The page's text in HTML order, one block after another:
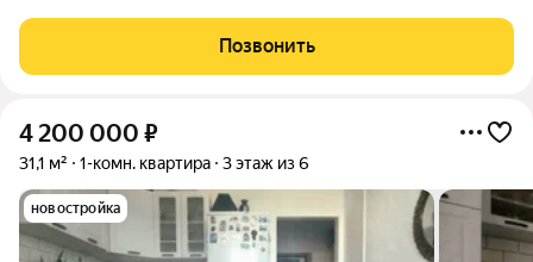
расположена на 4 этаже 5 этажного дома. Общая
площадь-31,1кв.м. Кухня-8 кв.м. Котел отопления Navien
Позвонить
4 200 000 ₽
31,1 м² 1-комн. квартира 3 этаж из 6
новостройка